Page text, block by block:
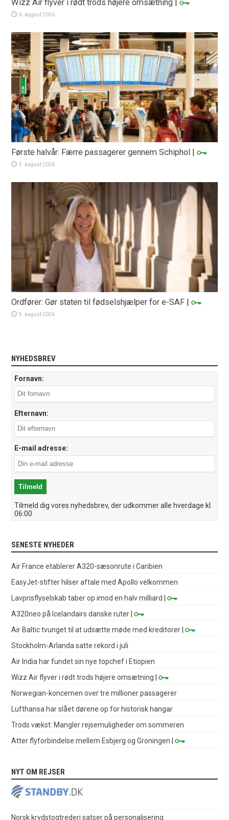
Wizz Air flyver i rødt trods højere omsætning |
6. august 2026
Første halvår: Færre passagerer gennem Schiphol |
5. august 2026
Ordfører: Gør staten til fødselshjælper for e-SAF |
5. august 2026
NYHEDSBREV
Fornavn:
Efternavn:
E-mail adresse:
Tilmeld dig vores nyhedsbrev, der udkommer alle hverdage kl.
06:00
SENESTE NYHEDER
Air France etablerer A320-sæsonrute i Caribien
EasyJet-stifter hilser aftale med Apollo velkommen
Lavprisflyselskab taber op imod en halv milliard
|
A320neo på Icelandairs danske ruter |
Air Baltic tvunget til at udsætte møde med kreditorer |
Stockholm-Arlanda satte rekord i juli
Air India har fundet sin nye topchef i Etiopien
Wizz Air flyver i rødt trods højere omsætning |
Norwegian-koncernen over tre millioner passagerer
Lufthansa har slået dørene op for historisk hangar
Trods vækst: Mangler rejsemuligheder om sommeren
Atter flyforbindelse mellem Esbjerg og Groningen |
NYT OM REJSER
Norsk krydstogtrederi satser på personalisering